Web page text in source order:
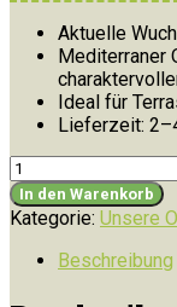
Aktuelle
Mediterraner
Ideal für
Lieferzeit:
Olivenbaum
(Olea
europaea)
Menge
In den Warenkorb
Kategorie: Unsere
Beschreibung